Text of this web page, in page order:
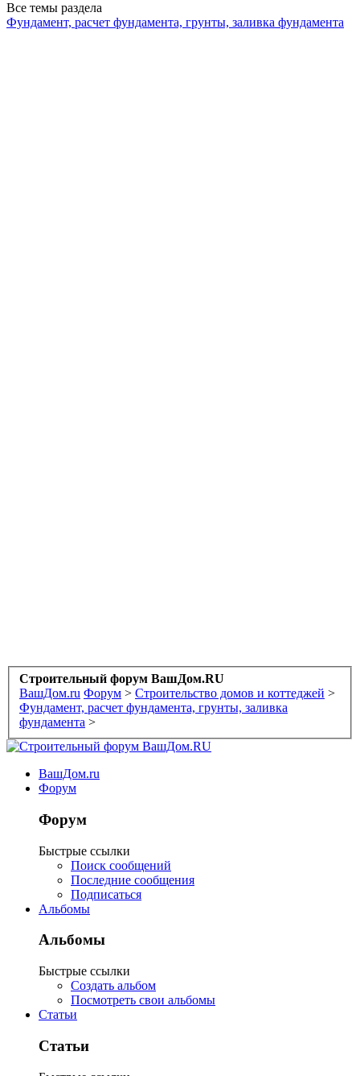
Все темы раздела
Фундамент, расчет фундамента, грунты, заливка фундамента
Строительный форум ВашДом.RU
ВашДом.ru Форум > Строительство домов и коттеджей >
Фундамент, расчет фундамента, грунты, заливка
фундамента >
ВашДом.ru
Форум
Форум
Быстрые ссылки
Поиск сообщений
Последние сообщения
Подписаться
Альбомы
Альбомы
Быстрые ссылки
Создать альбом
Посмотреть свои альбомы
Статьи
Статьи